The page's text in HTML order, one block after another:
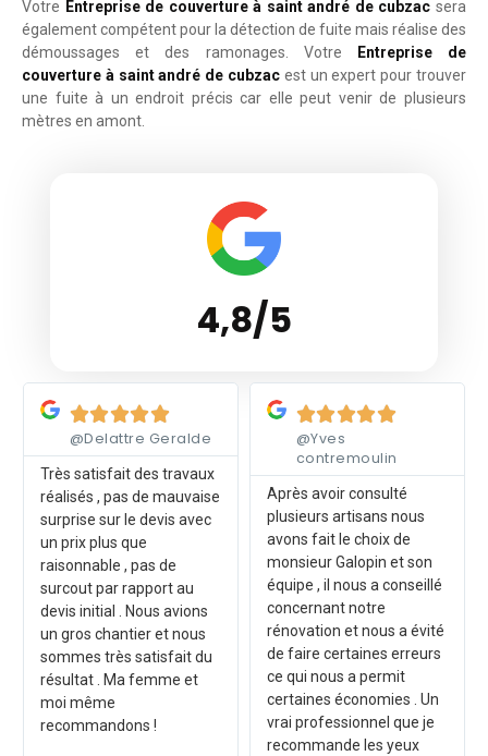
Votre Entreprise de couverture à saint andré de cubzac sera
également compétent pour la détection de fuite mais réalise des
démoussages et des ramonages. Votre
Entreprise de
couverture à saint andré de cubzac est un expert pour trouver
une fuite à un endroit précis car elle peut venir de plusieurs
mètres en amont.
4,8/5

@Delattre Geralde
Très satisfait des travaux
réalisés , pas de mauvaise
surprise sur le devis avec
un prix plus que
raisonnable , pas de
surcout par rapport au
devis initial . Nous avions
un gros chantier et nous
sommes très satisfait du
résultat . Ma femme et
moi même
recommandons !

@Yves
contremoulin
Après avoir consulté
plusieurs artisans nous
avons fait le choix de
monsieur Galopin et son
équipe , il nous a conseillé
concernant notre
rénovation et nous a évité
de faire certaines erreurs
ce qui nous a permit
certaines économies . Un
vrai professionnel que je
recommande les yeux